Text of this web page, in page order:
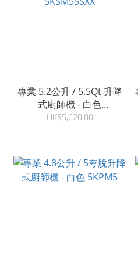
專業 5.2公升 / 5.5Qt 升降
式廚師機 - 白色
5KSM55SXX
HK$5,620.00